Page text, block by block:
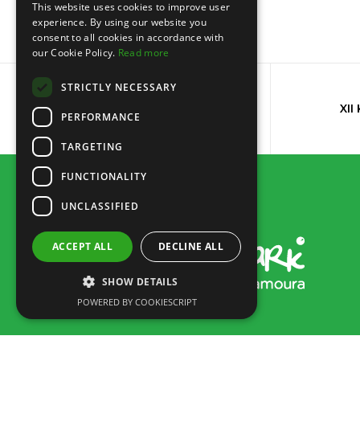
XII
This website uses cookies to improve user
experience. By using our website you
consent to all cookies in accordance with
our Cookie Policy. Read more
STRICTLY NECESSARY
PERFORMANCE
TARGETING
FUNCTIONALITY
UNCLASSIFIED
ACCEPT ALL DECLINE ALL
SHOW DETAILS
POWERED BY COOKIESCRIPT